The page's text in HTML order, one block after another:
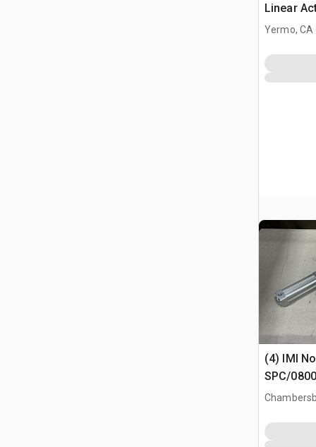
Linear
Assembly
Yermo, CA
(4) IMI
SPC/